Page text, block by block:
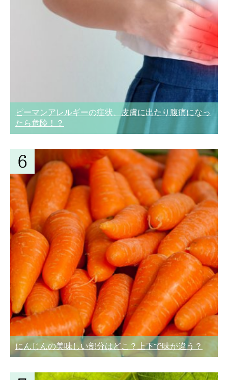
ピーマンアレルギーの症状、皮膚に出たり腹痛になっ
たら危険！？
にんじんの美味しい部分はどこ？上下で味が違う？